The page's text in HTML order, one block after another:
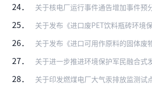
24． 关于核电厂运行事件通告增加事件预分级的通知（
25． 关于发布《进口废PET饮料瓶砖环境保护控制要求（试行）》的公告（环境保护部国家质
26． 关于发布《进口可用作原料的固体废物环境保护管理规定》和《进口硅废碎料环境保护管理规
27． 关于进一步推进环境保护军民融合式发展的若干意见（环境保护部中国人民解
28． 关于印发燃煤电厂大气汞排放监测试点工作相关技术文件的